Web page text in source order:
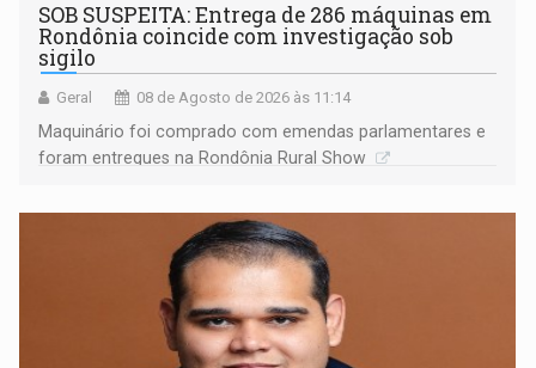
SOB SUSPEITA: Entrega de 286 máquinas em
Rondônia coincide com investigação sob
sigilo
Geral 08 de Agosto de 2026 às 11:14
Maquinário foi comprado com emendas parlamentares e
foram entregues na Rondônia Rural Show